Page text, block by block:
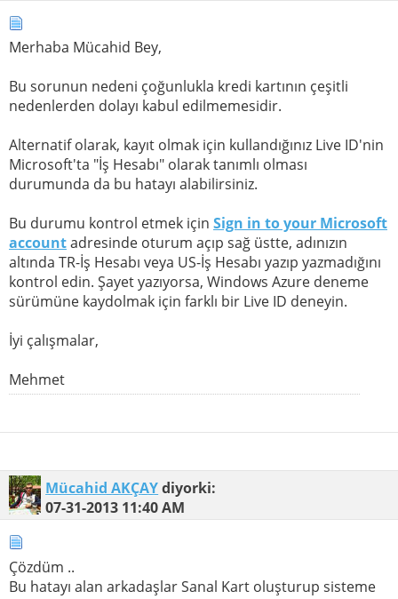
Merhaba Mücahid Bey,
Bu sorunun nedeni çoğunlukla kredi kartının çeşitli
nedenlerden dolayı kabul edilmemesidir.
Alternatif olarak, kayıt olmak için kullandığınız Live ID'nin
Microsoft'ta "İş Hesabı" olarak tanımlı olması
durumunda da bu hatayı alabilirsiniz.
Bu durumu kontrol etmek için Sign in to your Microsoft
accountadresinde oturum açıp sağ üstte, adınızın
altında TR-İş Hesabı veya US-İş Hesabı yazıp yazmadığını
kontrol edin. Şayet yazıyorsa, Windows Azure deneme
sürümüne kaydolmak için farklı bir Live ID deneyin.
İyi çalışmalar,
Mehmet
Mücahid AKÇAYdiyorki:
07-31-2013 11:40 AM
Çözdüm ..
Bu hatayı alan arkadaşlar Sanal Kart oluşturup sisteme